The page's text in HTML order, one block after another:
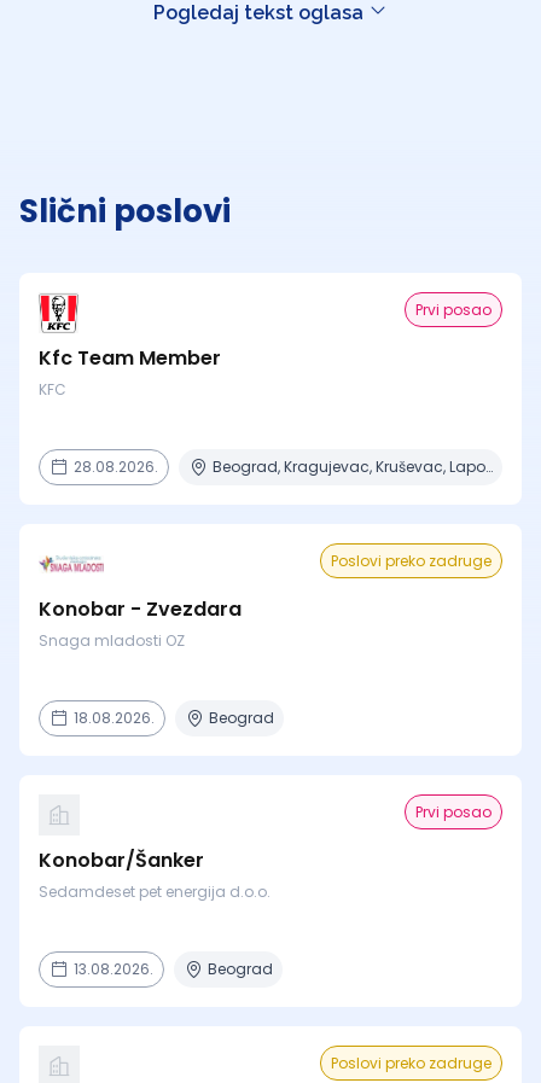
Pogledaj tekst oglasa
Slični poslovi
Prvi posao
Kfc Team Member
KFC
28.08.2026. Beograd, Kragujevac, Kruševac, Lapovo, Niš + 4 mesta
Poslovi preko zadruge
Konobar - Zvezdara
Snaga mladosti OZ
18.08.2026. Beograd
Prvi posao
Konobar/Šanker
Sedamdeset pet energija d.o.o.
13.08.2026. Beograd
Poslovi preko zadruge